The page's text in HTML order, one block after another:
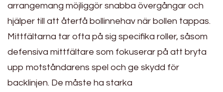
arrangemang möjliggör snabba övergångar och
hjälper till att återfå bollinnehav när bollen tappas.
Mittfältarna tar ofta på sig specifika roller, såsom
defensiva mittfältare som fokuserar på att bryta
upp motståndarens spel och ge skydd för
backlinjen. De måste ha starka